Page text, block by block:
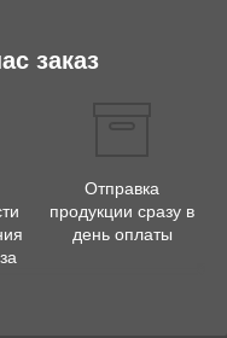
заказ
Отправка
продукции сразу в
день оплаты